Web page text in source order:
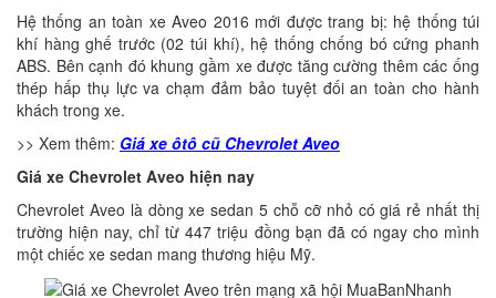
Hệ thống an toàn xe Aveo 2016 mới được trang bị: hệ thống túi
khí hàng ghế trước (02 túi khí), hệ thống chống bó cứng phanh
ABS. Bên cạnh đó khung gầm xe được tăng cường thêm các ống
thép hấp thụ lực va chạm đảm bảo tuyệt đối an toàn cho hành
khách trong xe.
>> Xem thêm: Giá xe ôtô cũ Chevrolet Aveo
Giá xe Chevrolet Aveo hiện nay
Chevrolet Aveo là dòng xe sedan 5 chỗ cỡ nhỏ có giá rẻ nhất thị
trường hiện nay, chỉ từ 447 triệu đồng bạn đã có ngay cho mình
một chiếc xe sedan mang thương hiệu Mỹ.